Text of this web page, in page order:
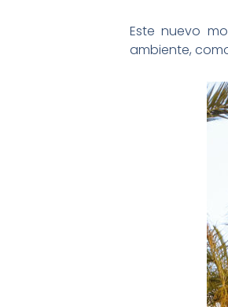
Este nuevo
ambiente,